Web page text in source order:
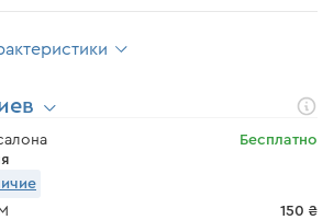
Бесплатно
150 ₴